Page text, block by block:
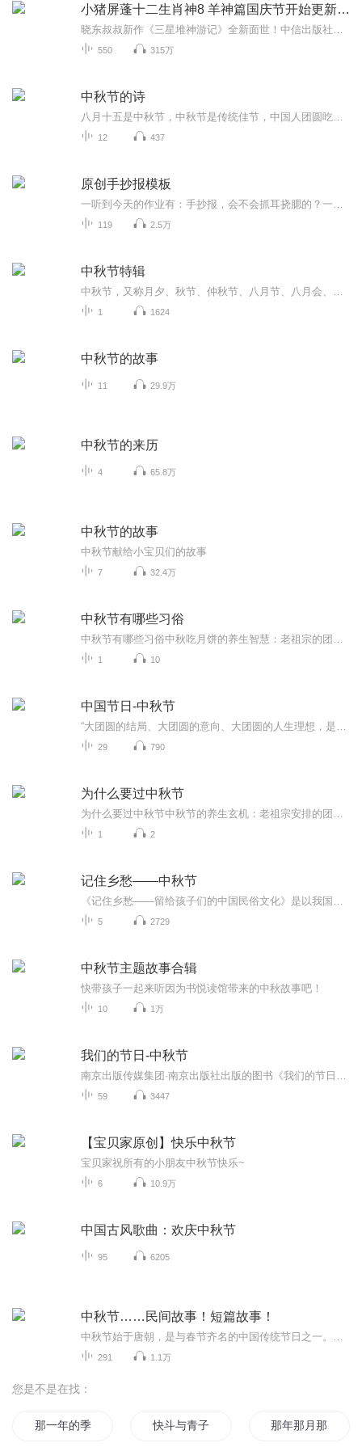
小猪屏蓬十二生肖神8 羊神篇国庆节开始更新啦！
550 315万
中秋节的诗
12 437
原创手抄报模板
119 2.5万
中秋节特辑
1 1624
中秋节的故事
11 29.9万
中秋节的来历
4 65.8万
中秋节的故事
中秋节献给小宝贝们的故事
7 32.4万
中秋节有哪些习俗
1 10
中国节日-中秋节
29 790
为什么要过中秋节
1 2
记住乡愁——中秋节
5 2729
中秋节主题故事合辑
快带孩子一起来听因为书悦读馆带来的中秋故事吧！
10 1万
我们的节日-中秋节
59 3447
【宝贝家原创】快乐中秋节
宝贝家祝所有的小朋友中秋节快乐~
6 10.9万
中国古风歌曲：欢庆中秋节
95 6205
中秋节……民间故事！短篇故事！
291 1.1万
您是不是在找：
那一年的季节 快斗与青子的情人节 那年那月那时节